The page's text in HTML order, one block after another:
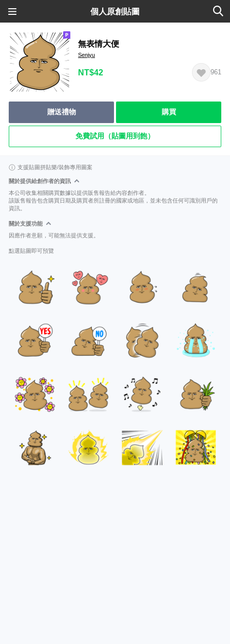
個人原創貼圖
無表情大便
Senjyu
NT$42 961
贈送禮物 購買
免費試用（貼圖用到飽）
支援貼圖拼貼樂/裝飾專用圖案
關於提供給創作者的資訊
本公司收集相關購買數據以提供販售報告給內容創作者。
該販售報告包含購買日期及購買者所註冊的國家或地區，並未包含任何可識別用戶的
資訊。
關於支援功能
因應作者意願，可能無法提供支援。
點選貼圖即可預覽